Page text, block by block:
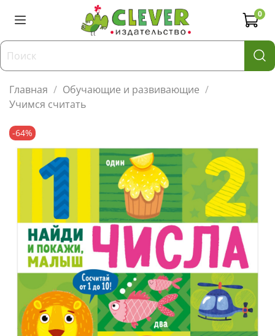
0
Главная
Обучающие и развивающие
Учимся считать
-64%